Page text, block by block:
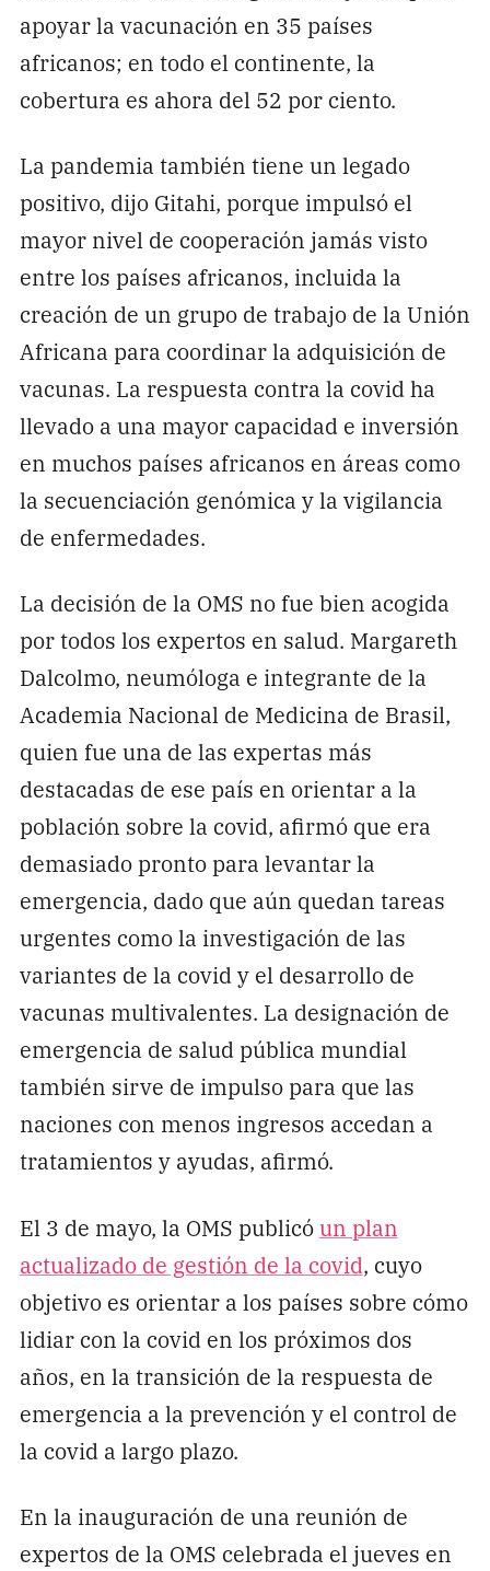
apoyar la vacunación en 35 países
africanos; en todo el continente, la
cobertura es ahora del 52 por ciento.
La pandemia también tiene un legado
positivo, dijo Gitahi, porque impulsó el
mayor nivel de cooperación jamás visto
entre los países africanos, incluida la
creación de un grupo de trabajo de la Unión
Africana para coordinar la adquisición de
vacunas. La respuesta contra la covid ha
llevado a una mayor capacidad e inversión
en muchos países africanos en áreas como
la secuenciación genómica y la vigilancia
de enfermedades.
La decisión de la OMS no fue bien acogida
por todos los expertos en salud. Margareth
Dalcolmo, neumóloga e integrante de la
Academia Nacional de Medicina de Brasil,
quien fue una de las expertas más
destacadas de ese país en orientar a la
población sobre la covid, afirmó que era
demasiado pronto para levantar la
emergencia, dado que aún quedan tareas
urgentes como la investigación de las
variantes de la covid y el desarrollo de
vacunas multivalentes. La designación de
emergencia de salud pública mundial
también sirve de impulso para que las
naciones con menos ingresos accedan a
tratamientos y ayudas, afirmó.
El 3 de mayo, la OMS publicóun plan
actualizado de gestión de la covid, cuyo
objetivo es orientar a los países sobre cómo
lidiar con la covid en los próximos dos
años, en la transición de la respuesta de
emergencia a la prevención y el control de
la covid a largo plazo.
En la inauguración de una reunión de
expertos de la OMS celebrada el jueves en